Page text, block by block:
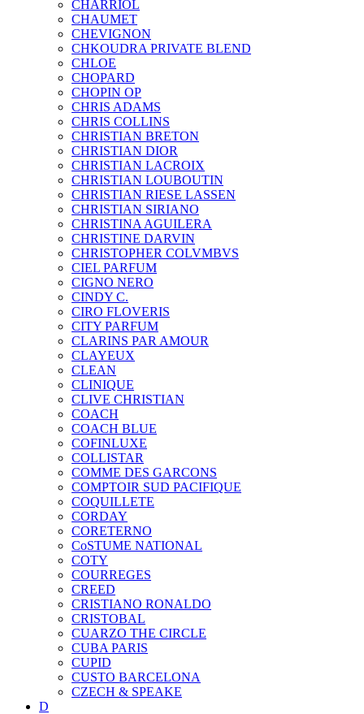
CHARRIOL
CHAUMET
CHEVIGNON
CHKOUDRA PRIVATE BLEND
CHLOE
CHOPARD
CHOPIN OP
CHRIS ADAMS
CHRIS COLLINS
CHRISTIAN BRETON
CHRISTIAN DIOR
CHRISTIAN LACROIX
CHRISTIAN LOUBOUTIN
CHRISTIAN RIESE LASSEN
CHRISTIAN SIRIANO
CHRISTINA AGUILERA
CHRISTINE DARVIN
CHRISTOPHER COLVMBVS
CIEL PARFUM
CIGNO NERO
CINDY C.
CIRO FLOVERIS
CITY PARFUM
CLARINS PAR AMOUR
CLAYEUX
CLEAN
CLINIQUE
CLIVE CHRISTIAN
COACH
COACH BLUE
COFINLUXE
COLLISTAR
COMME DES GARCONS
COMPTOIR SUD PACIFIQUE
COQUILLETE
CORDAY
CORETERNO
CoSTUME NATIONAL
COTY
COURREGES
CREED
CRISTIANO RONALDO
CRISTOBAL
CUARZO THE CIRCLE
CUBA PARIS
CUPID
CUSTO BARCELONA
CZECH & SPEAKE
D